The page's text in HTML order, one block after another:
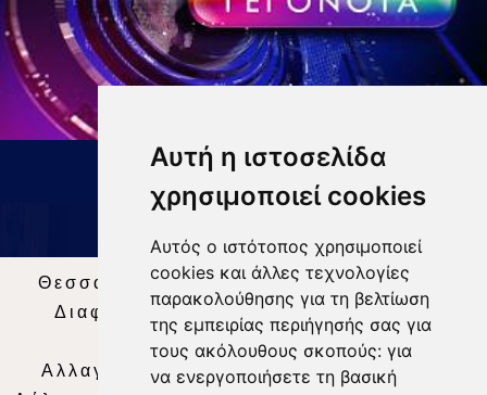
Αυτή η ιστοσελίδα
χρησιμοποιεί cookies
Αυτός ο ιστότοπος χρησιμοποιεί
cookies και άλλες τεχνολογίες
παρακολούθησης για τη βελτίωση
της εμπειρίας περιήγησής σας για
τους ακόλουθους σκοπούς: για
να ενεργοποιήσετε τη βασική
ΔΕΛΤΙΟ ΕΙΔΗΣΕΩΝ 9 8 26
Θεσσαλία Τηλεόραση|SNG Services
Διαφήμιση | Όροι Χρήσης |Δήλωση
Απορρήτου |
Περιεχόμενο
Αλλαγή Προτιμήσεων για τα Cookies